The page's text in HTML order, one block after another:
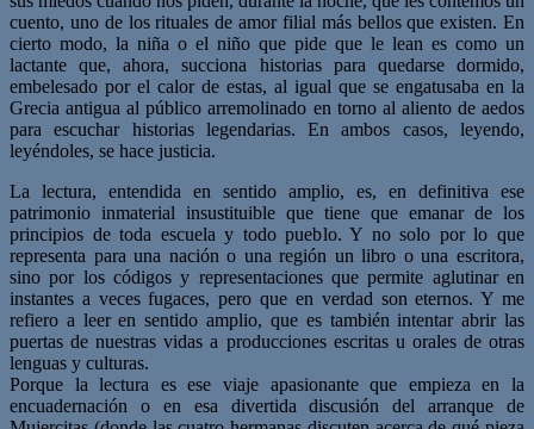
cuento, uno de los rituales de amor filial más bellos que existen. En
cierto modo, la niña o el niño que pide que le lean es como un
lactante que, ahora, succiona historias para quedarse dormido,
embelesado por el calor de estas, al igual que se engatusaba en la
Grecia antigua al público arremolinado en torno al aliento de aedos
para escuchar historias legendarias. En ambos casos, leyendo,
leyéndoles, se hace justicia.
La lectura, entendida en sentido amplio, es, en definitiva ese
patrimonio inmaterial insustituible que tiene que emanar de los
principios de toda escuela y todo pueblo. Y no solo por lo que
representa para una nación o una región un libro o una escritora,
sino por los códigos y representaciones que permite aglutinar en
instantes a veces fugaces, pero que en verdad son eternos. Y me
refiero a leer en sentido amplio, que es también intentar abrir las
puertas de nuestras vidas a producciones escritas u orales de otras
lenguas y culturas.
Porque la lectura es ese viaje apasionante que empieza en la
encuadernación o en esa divertida discusión del arranque de